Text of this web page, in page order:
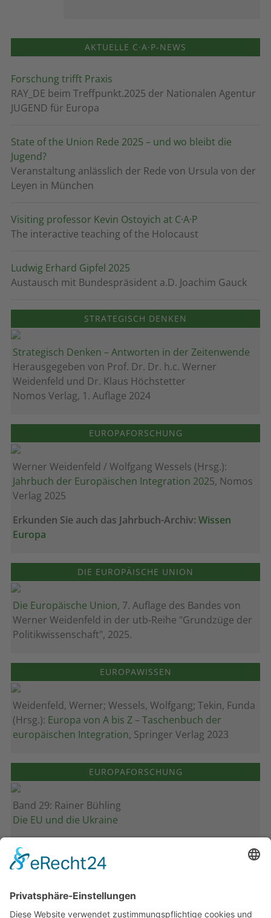
AKTUELLE C·A·P-NEWS
Forschung trifft Praxis
RAY_DE beim Treffpunkt.2025 der Nationalen Agentur
JUGEND für Europa
State of the Union Rede 2025 – und wo bleibt die
Jugend?
Veranstaltung anlässlich der Rede von Ursula von der
Leyen in München
Visiting professor Kevin Ostoyich at C·A·P
The interactive teaching of the Holocaust
Ludwig Erhard Gipfel 2025
Austausch mit Bundespräsident a.D. Joachim Gauck
STRATEGISCH DENKEN
Strategisch Denken – Antworten in der Zeitenwende
Herausgegeben von Prof. Dr. Dr. h.c. Werner
Weidenfeld und Dr. Klaus Höchstetter
Nomos Verlag, 1. Auflage 2024
EUROPAFORSCHUNG
Werner Weidenfeld / Wolfgang Wessels (Hrsg.):
Jahrbuch der Europäischen Integration 2025, Nomos
Verlag 2025
Erkunden Sie auch das Jahrbuch-Archiv: Wissen
Europa
DIE EUROPÄISCHE UNION
Die Europäische Union, 7. Auflage des Bandes von
Werner Weidenfeld in der utb-Reihe "Grundzüge der
Politikwissenschaft", 2025.
EUROPAWISSEN
Weidenfeld, Werner; Wessels, Wolfgang; Tekin, Funda
(Hrsg.): Europa von A bis Z – Taschenbuch der
europäischen Integration, Springer Verlag 2023
EUROPAFORSCHUNG
Band 29: Rainer Bühling
Die EU und die Ukraine
Band 28: Andrea Zeller
Eurorettung um jeden Preis?
Band 27: Thomas Jansen